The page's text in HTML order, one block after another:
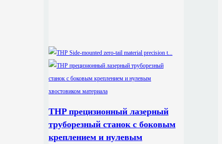
THP прецизионный лазерный
труборезный станок с боковым
креплением и нулевым